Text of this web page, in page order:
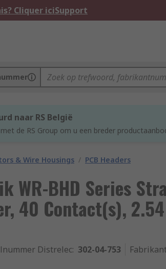
Cliquer iciSupport
naar RS België
de RS Group om u een breder
& Wire Housings / PCB Headers
WR-BHD Series
40 Contact(s),
Distrelec: 302-04-753